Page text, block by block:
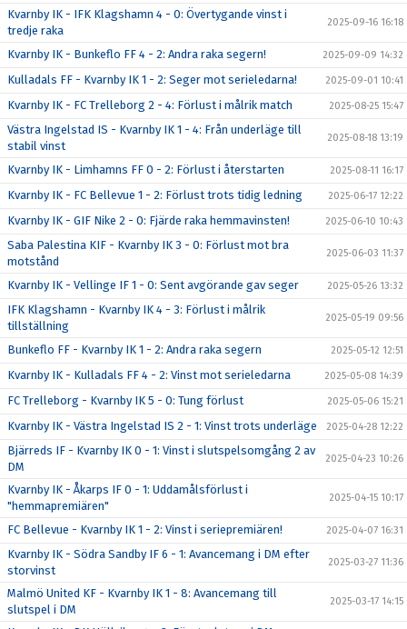
Kvarnby IK - IFK Klagshamn 4 - 0: Övertygande vinst i
tredje raka
2025-09-16 16:18
Kvarnby IK - Bunkeflo FF 4 - 2: Andra raka segern! 2025-09-09 14:32
Kulladals FF - Kvarnby IK 1 - 2: Seger mot serieledarna! 2025-09-01 10:41
Kvarnby IK - FC Trelleborg 2 - 4: Förlust i målrik match 2025-08-25 15:47
Västra Ingelstad IS - Kvarnby IK 1 - 4: Från underläge till
stabil vinst
2025-08-18 13:19
Kvarnby IK - Limhamns FF 0 - 2: Förlust i återstarten 2025-08-11 16:17
Kvarnby IK - FC Bellevue 1 - 2: Förlust trots tidig ledning 2025-06-17 12:22
Kvarnby IK - GIF Nike 2 - 0: Fjärde raka hemmavinsten! 2025-06-10 10:43
Saba Palestina KIF - Kvarnby IK 3 - 0: Förlust mot bra
motstånd
2025-06-03 11:37
Kvarnby IK - Vellinge IF 1 - 0: Sent avgörande gav seger 2025-05-26 13:32
IFK Klagshamn - Kvarnby IK 4 - 3: Förlust i målrik
tillställning
2025-05-19 09:56
Bunkeflo FF - Kvarnby IK 1 - 2: Andra raka segern 2025-05-12 12:51
Kvarnby IK - Kulladals FF 4 - 2: Vinst mot serieledarna 2025-05-08 14:39
FC Trelleborg - Kvarnby IK 5 - 0: Tung förlust 2025-05-06 15:21
Kvarnby IK - Västra Ingelstad IS 2 - 1: Vinst trots underläge 2025-04-28 12:22
Bjärreds IF - Kvarnby IK 0 - 1: Vinst i slutspelsomgång 2 av
DM
2025-04-23 10:26
Kvarnby IK - Åkarps IF 0 - 1: Uddamålsförlust i
"hemmapremiären"
2025-04-15 10:17
FC Bellevue - Kvarnby IK 1 - 2: Vinst i seriepremiären! 2025-04-07 16:31
Kvarnby IK - Södra Sandby IF 6 - 1: Avancemang i DM efter
storvinst
2025-03-27 11:36
Malmö United KF - Kvarnby IK 1 - 8: Avancemang till
slutspel i DM
2025-03-17 14:15